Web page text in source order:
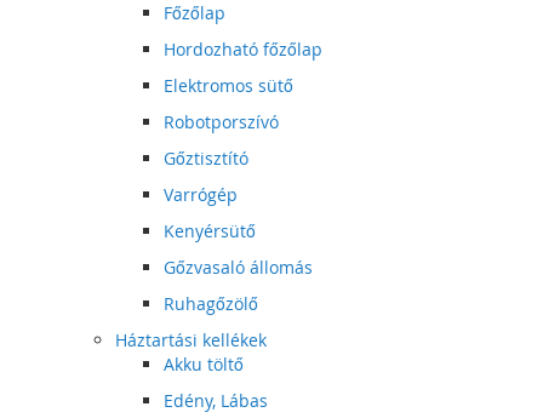
Főzőlap
Hordozható főzőlap
Elektromos sütő
Robotporszívó
Gőztisztító
Varrógép
Kenyérsütő
Gőzvasaló állomás
Ruhagőzölő
Háztartási kellékek
Akku töltő
Edény, Lábas